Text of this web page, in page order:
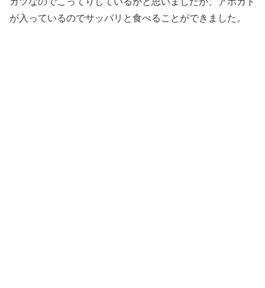
が入っているのでサッパリと食べることができました。